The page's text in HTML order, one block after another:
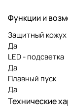
Функции и
Защитный кожух
Да
LED - подсветка
Да
Плавный пуск
Да
Технические